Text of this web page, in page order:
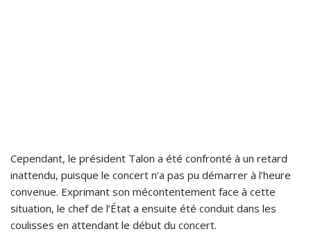
Cependant, le président Talon a été confronté à un retard
inattendu, puisque le concert n’a pas pu démarrer à l’heure
convenue. Exprimant son mécontentement face à cette
situation, le chef de l’État a ensuite été conduit dans les
coulisses en attendant le début du concert.